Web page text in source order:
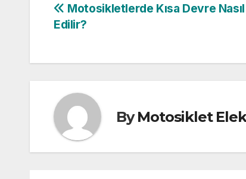
Yazı
Motosikletlerde Kısa Devre
Edilir?
ByMotosiklet